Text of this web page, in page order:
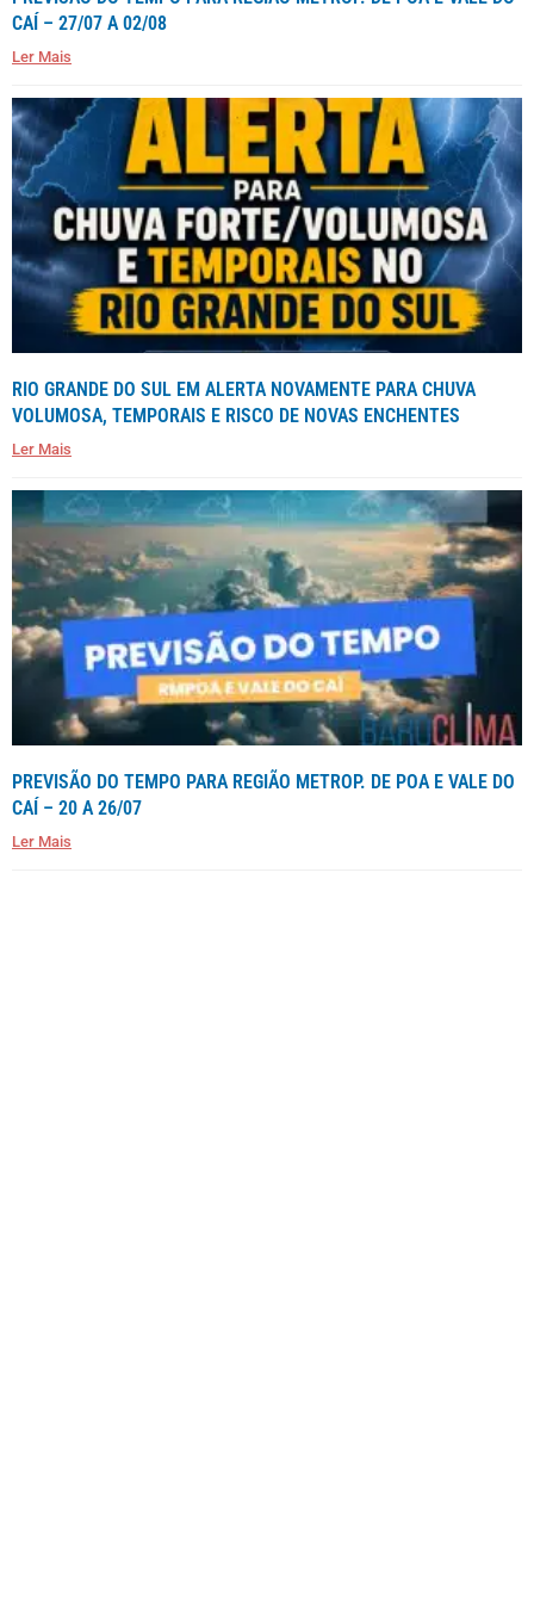
CAÍ – 27/07 A 02/08
Ler Mais
RIO GRANDE DO SUL EM ALERTA NOVAMENTE PARA CHUVA
VOLUMOSA, TEMPORAIS E RISCO DE NOVAS ENCHENTES
Ler Mais
PREVISÃO DO TEMPO PARA REGIÃO METROP. DE POA E VALE DO
CAÍ – 20 A 26/07
Ler Mais